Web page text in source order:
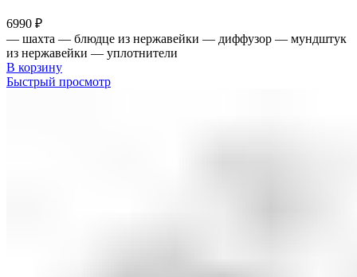
6990 ₽
— шахта — блюдце из нержавейки — диффузор — мундштук
из нержавейки — уплотнители
В корзину
Быстрый просмотр